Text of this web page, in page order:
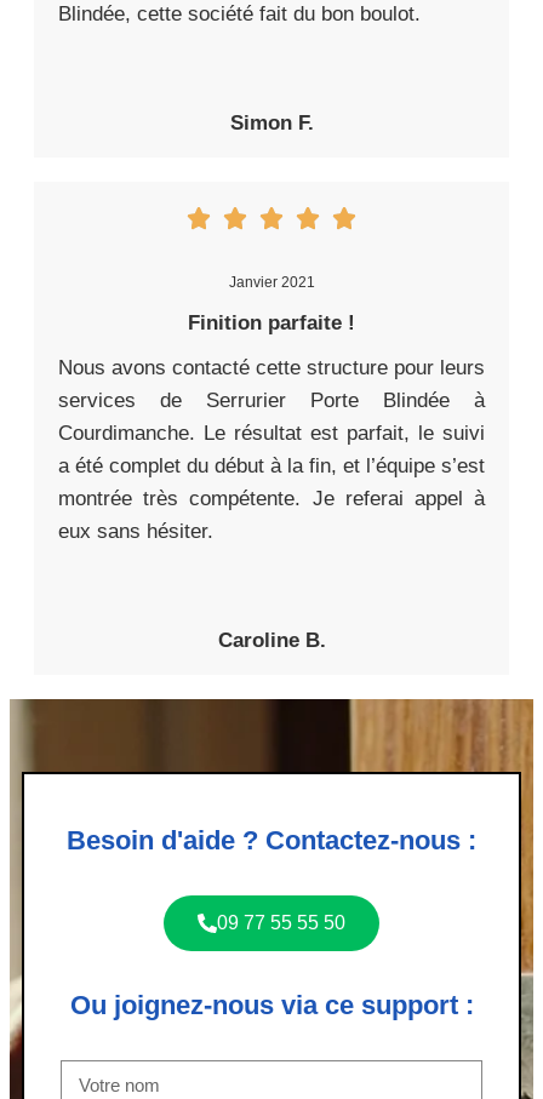
Blindée, cette société fait du bon boulot.
Simon F.
Janvier 2021
Finition parfaite !
Nous avons contacté cette structure pour leurs
services de Serrurier Porte Blindée à
Courdimanche. Le résultat est parfait, le suivi
a été complet du début à la fin, et l’équipe s’est
montrée très compétente. Je referai appel à
eux sans hésiter.
Caroline B.
Besoin d'aide ? Contactez-nous :
09 77 55 55 50
Ou joignez-nous via ce support :